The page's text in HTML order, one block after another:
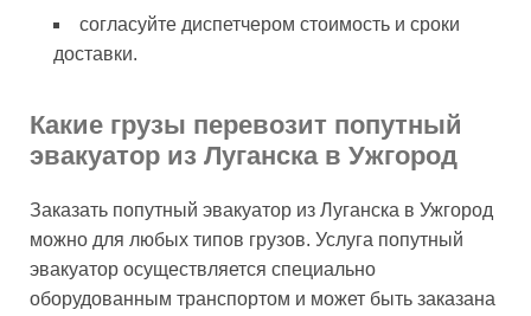
согласуйте диспетчером стоимость и сроки
доставки.
Какие грузы перевозит попутный
эвакуатор из Луганска в Ужгород
Заказать попутный эвакуатор из Луганска в Ужгород
можно для любых типов грузов. Услуга попутный
эвакуатор осуществляется специально
оборудованным транспортом и может быть заказана